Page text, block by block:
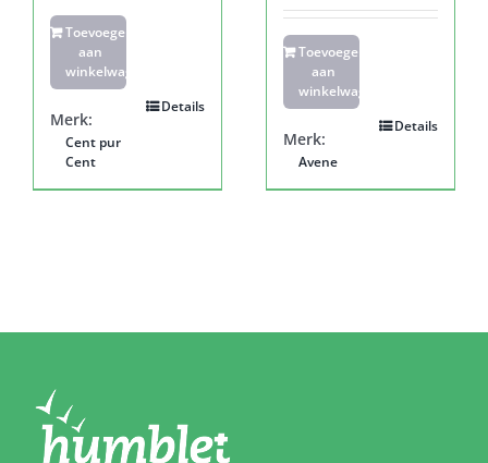
Toevoegen
aan
winkelwagen
Details
Merk:
Cent pur
Cent
Toevoegen
aan
winkelwagen
Details
Merk:
Avene